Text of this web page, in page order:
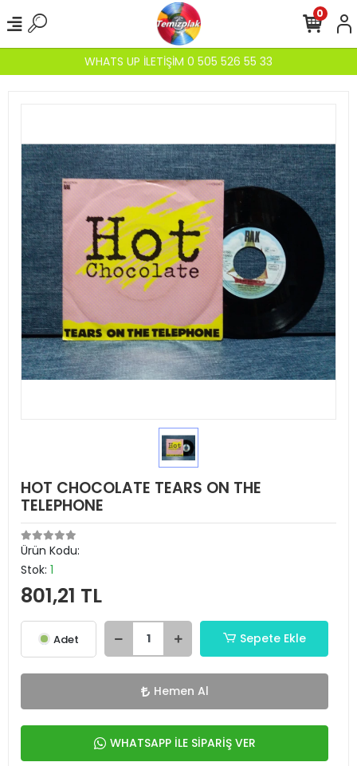
WHATS UP İLETİŞİM 0 505 526 55 33
0
HOT CHOCOLATE TEARS ON THE
TELEPHONE
Ürün Kodu:
Stok: 1
801,21 TL
Adet Sepete Ekle
Hemen Al
WHATSAPP İLE SİPARİŞ VER